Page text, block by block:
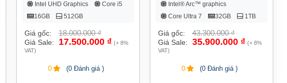
Intel UHD Graphics
Core i5
16GB
512GB
Giá gốc: 18.000.000₫
Giá Sale: 17.500.000 ₫ (+ 8%
VAT)
0 (0 Đánh giá )
Intel® Arc™ graphics
Core Ultra 7
32GB 1TB
Giá gốc: 43.300.000₫
Giá Sale: 35.900.000 ₫ (+ 8%
VAT)
0 (0 Đánh giá )